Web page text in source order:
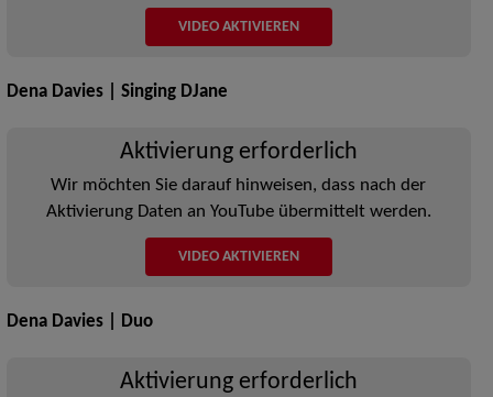
VIDEO AKTIVIEREN
Dena Davies | Singing DJane
Aktivierung erforderlich
Wir möchten Sie darauf hinweisen, dass nach der
Aktivierung Daten an YouTube übermittelt werden.
VIDEO AKTIVIEREN
Dena Davies | Duo
Aktivierung erforderlich